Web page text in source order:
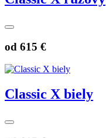
od 615 €
Classic X biely